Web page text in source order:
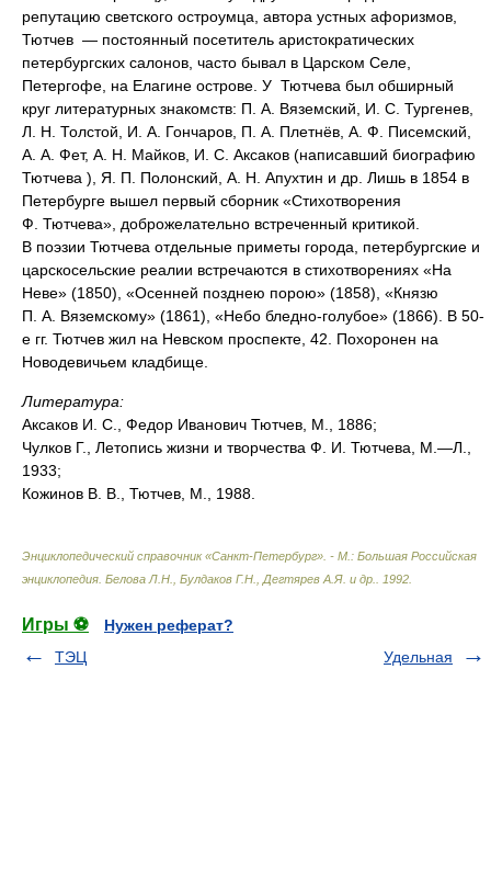
репутацию светского остроумца, автора устных афоризмов,
Тютчев — постоянный посетитель аристократических
петербургских салонов, часто бывал в Царском Селе,
Петергофе, на Елагине острове. У Тютчева был обширный
круг литературных знакомств: П. А. Вяземский, И. С. Тургенев,
Л. Н. Толстой, И. А. Гончаров, П. А. Плетнёв, А. Ф. Писемский,
А. А. Фет, А. Н. Майков, И. С. Аксаков (написавший биографию
Тютчева ), Я. П. Полонский, А. Н. Апухтин и др. Лишь в 1854 в
Петербурге вышел первый сборник «Стихотворения
Ф. Тютчева», доброжелательно встреченный критикой.
В поэзии Тютчева отдельные приметы города, петербургские и
царскосельские реалии встречаются в стихотворениях «На
Неве» (1850), «Осенней позднею порою» (1858), «Князю
П. А. Вяземскому» (1861), «Небо бледно-голубое» (1866). В 50-
е гг. Тютчев жил на Невском проспекте, 42. Похоронен на
Новодевичьем кладбище.
Литература:
Аксаков И. С., Федор Иванович Тютчев, М., 1886;
Чулков Г., Летопись жизни и творчества Ф. И. Тютчева, М.—Л.,
1933;
Кожинов В. В., Тютчев, М., 1988.
Энциклопедический справочник «Санкт-Петербург». - М.: Большая Российская
энциклопедия Белова Л.Н., Булдаков Г.Н., Дегтярев А.Я. и др. 1992
Игры ⚽
Нужен реферат?
ТЭЦ
Удельная